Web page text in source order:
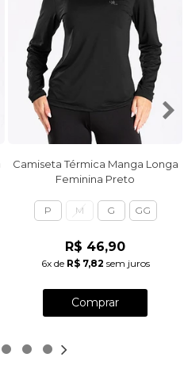
Camiseta Térmica Manga Longa
Feminina Preto
P M G GG
R$ 46,90
6xde R$ 7,82 sem juros
Comprar